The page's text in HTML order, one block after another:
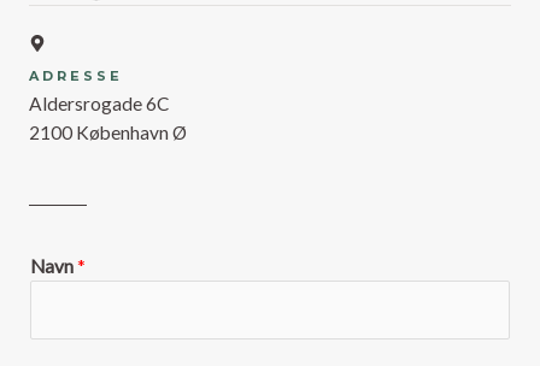
ADRESSE
Aldersrogade 6C
2100 København Ø
Navn*